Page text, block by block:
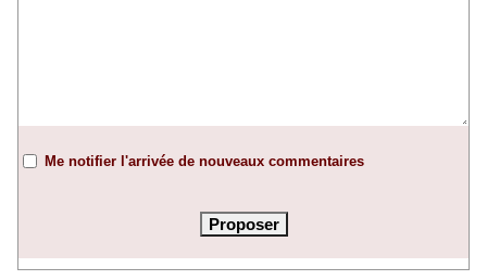
Me notifier l'arrivée de nouveaux commentaires